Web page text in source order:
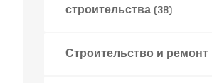
строительства (38)
Строительство и ремонт